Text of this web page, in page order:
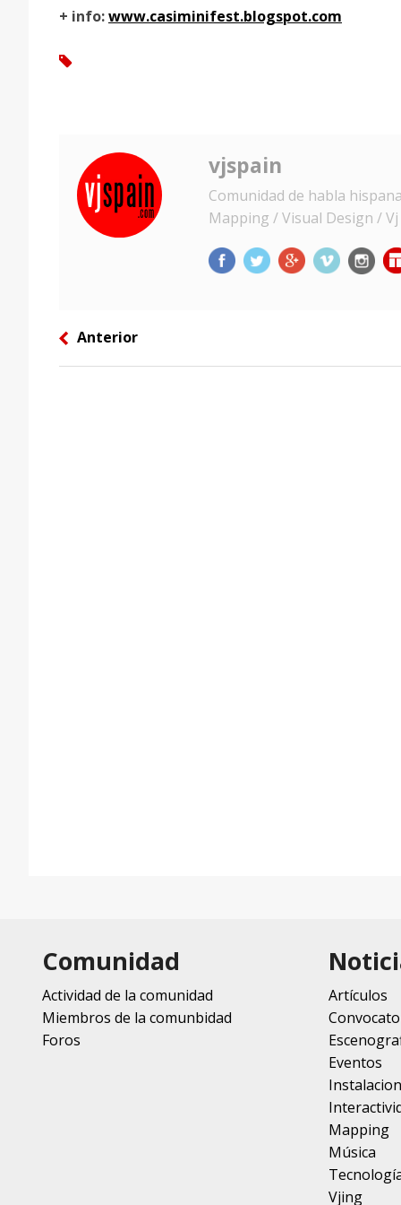
+ info:www.casiminifest.blogspot.com
tag
vjspain
Comunidad de habla
Mapping / Visual Design /
left Anterior
Comunidad
Actividad de la comunidad
Miembros de la comunbidad
Foros
Artículos
Eventos
Mapping
Música
Vjing